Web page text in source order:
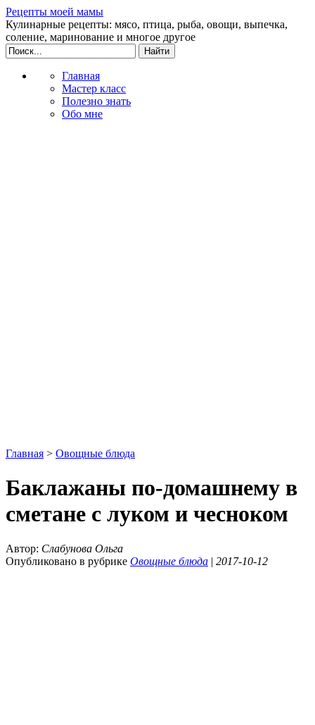
Рецепты моей мамы
Кулинарные рецепты: мясо, птица, рыба, овощи, выпечка,
соление, маринование и многое другое
Главная
Мастер класс
Полезно знать
Обо мне
Главная > Овощные блюда
Баклажаны по-домашнему в
сметане с луком и чесноком
Автор: Слабунова Ольга
Опубликовано в рубрике Овощные блюда | 2017-10-12